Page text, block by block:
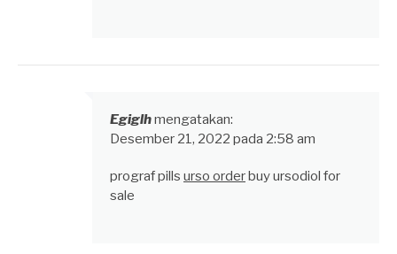
Egiglhmengatakan:
Desember 21, 2022 pada 2:58 am
prograf pills urso orderbuy ursodiol for
sale